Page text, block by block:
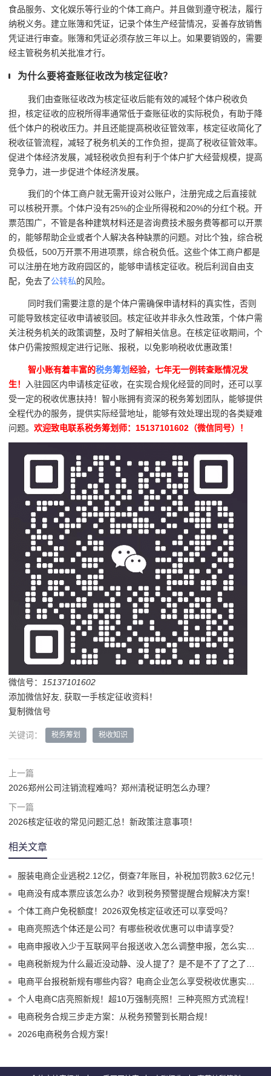
食品服务、文化娱乐等行业的个体工商户。并且做到遵守税法，履行
纳税义务。建立账簿和凭证，记录个体生产经营情况，妥善存放销售
凭证进行审查。账簿和凭证必须存放三年以上。如果要销毁的，需要
经主管税务机关批准才行。
为什么要将查账征收改为核定征收？
我们由查账征收改为核定征收后能有效的减轻个体户税收负
担，核定征收的应税所得率通常低于查账征收的实际税负，有助于降
低个体户的税收压力。并且还能提高税收征管效率，核定征收简化了
税收征管流程，减轻了税务机关的工作负担，提高了税收征管效率。
促进个体经济发展，减轻税收负担有利于个体户扩大经营规模，提高
竞争力，进一步促进个体经济发展。
我们的个体工商户就无需开设对公账户，注册完成之后直接就
可以核税开票。个体户没有25%的企业所得税和20%的分红个税。开
票范围广，不管是各种建筑材料还是咨询费技术服务费等都可以开票
的，能够帮助企业或者个人解决各种缺票的问题。对比个独，综合税
负极低，500万开票不用进项票，综合税负低。这些个体工商户都是
可以注册在地方政府园区的，能够申请核定征收。税后利润自由支
配，免去了公转私的风险。
同时我们需要注意的是个体户需确保申请材料的真实性，否则
可能导致核定征收申请被驳回。核定征收并非永久性政策，个体户需
关注税务机关的政策调整，及时了解相关信息。在核定征收期间，个
体户仍需按照规定进行记账、报税，以免影响税收优惠政策！
智小账有着丰富的税务筹划经验，七年无一例转查账情况发
生！
入驻园区内申请核定征收，在实现合规化经营的同时，还可以享
受一定的税收优惠扶持！智小账拥有资深的税务筹划团队，能够提供
全程代办的服务，提供实际经营地址，能够有效处理出现的各类疑难
问题。 欢迎致电联系税务筹划师：15137101602（微信同号）！
微信号：
15137101602
添加微信好友, 获取一手核定征收资料！
复制微信号
关键词： 税务筹划 税收知识
上一篇
2026郑州公司注销流程难吗？郑州清税证明怎么办理？
下一篇
2026核定征收的常见问题汇总！新政策注意事项！
相关文章
服装电商企业逃税2.12亿，倒查7年账目，补税加罚款3.62亿元！
电商没有成本票应该怎么办？收到税务预警提醒合规解决方案！
个体工商户免税额度！2026双免核定征收还可以享受吗？
电商亮照选个体还是公司？有哪些税收优惠可以申请享受？
电商申报收入少于互联网平台报送收入怎么调整申报，怎么实现合规申报享受税收优惠！
电商税新规为什么最近没动静、没人提了？是不是不了了之了嘛？
电商平台报税新规有哪些内容？电商企业怎么享受税收优惠实现税务合规？
个人电商C店亮照新规！超10万强制亮照！三种亮照方式流程！
电商税务合规三步走方案：从税务预警到长期合规！
2026电商税务合规方案！